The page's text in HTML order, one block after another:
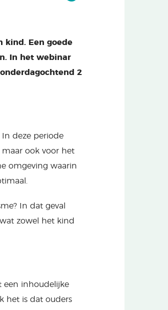
kind. Een goede
In het webinar
2
In deze periode
ook voor het
omgeving waarin
In dat geval
zowel het kind
een inhoudelijke
het is dat ouders